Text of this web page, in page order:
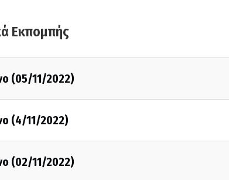
Εκπομπής
(05/11/2022)
(4/11/2022)
(02/11/2022)